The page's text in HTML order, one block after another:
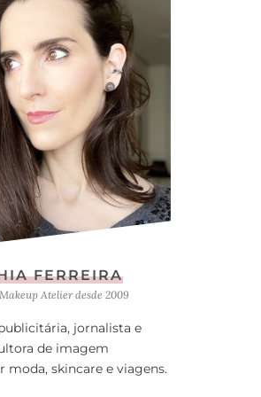
FERREIRA
Atelier desde 2009
jornalista e
de imagem
moda, skincare e viagens.